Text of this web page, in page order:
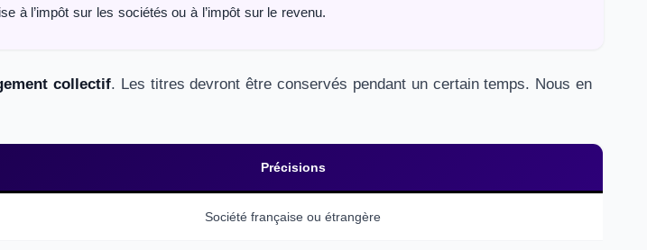
à l’impôt sur les sociétés ou à l’impôt sur le revenu.
collectif. Les titres devront être conservés pendant un certain temps. Nous en
Précisions
Société française ou étrangère